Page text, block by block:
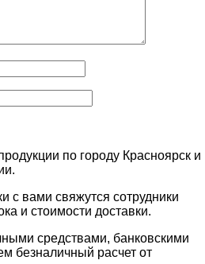
по городу Красноярск и
с вами свяжутся сотрудники
и стоимости доставки.
средствами, банковскими
безналичный расчет от